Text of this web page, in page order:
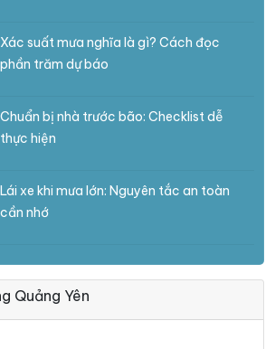
Xác suất mưa nghĩa là gì? Cách đọc
phần trăm dự báo
Chuẩn bị nhà trước bão: Checklist dễ
thực hiện
Lái xe khi mưa lớn: Nguyên tắc an toàn
cần nhớ
Quảng Yên